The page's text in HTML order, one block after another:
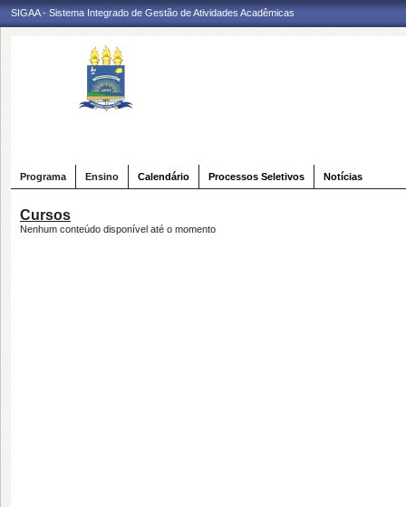
SIGAA - Sistema Integrado de Gestão de Atividades Acadêmicas
Programa Ensino Calendário Processos Seletivos Notícias
Cursos
Nenhum conteúdo disponível até o momento